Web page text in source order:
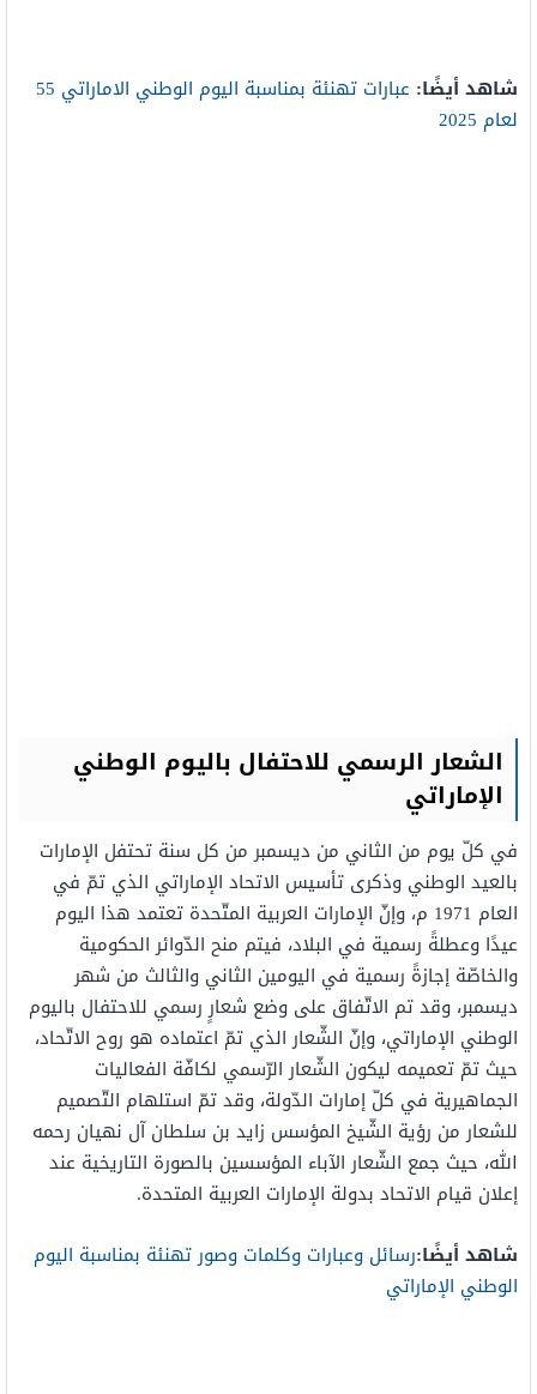
شاهد أيضًا:
عبارات تهنئة بمناسبة اليوم الوطني الاماراتي 55
لعام 2025
الشعار الرسمي للاحتفال باليوم الوطني
الإماراتي
في كلّ يوم من الثاني من ديسمبر من كل سنة تحتفل الإمارات
بالعيد الوطني وذكرى تأسيس الاتحاد الإماراتي الذي تمّ في
العام 1971 م، وإنّ الإمارات العربية المتّحدة تعتمد هذا اليوم
عيدًا وعطلةً رسمية في البلاد، فيتم منح الدّوائر الحكومية
والخاصّة إجازةً رسمية في اليومين الثاني والثالث من شهر
ديسمبر، وقد تم الاتّفاق على وضع شعارٍ رسمي للاحتفال باليوم
الوطني الإماراتي، وإنّ الشّعار الذي تمّ اعتماده هو روح الاتّحاد،
حيث تمّ تعميمه ليكون الشّعار الرّسمي لكافّة الفعاليات
الجماهيرية في كلّ إمارات الدّولة، وقد تمّ استلهام التّصميم
للشعار من رؤية الشّيخ المؤسس زايد بن سلطان آل نهيان رحمه
الله، حيث جمع الشّعار الآباء المؤسسين بالصورة التاريخية عند
إعلان قيام الاتحاد بدولة الإمارات العربية المتحدة.
شاهد أيضًا:رسائل وعبارات وكلمات وصور تهنئة بمناسبة اليوم
الوطني الإماراتي